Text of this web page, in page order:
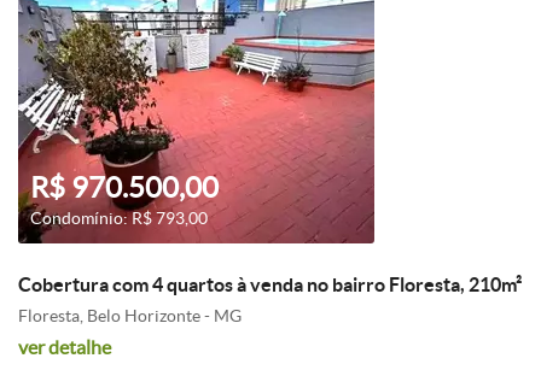
R$ 970.500,00
Condomínio: R$ 793,00
Cobertura com 4 quartos à venda no bairro Floresta, 210m²
Floresta, Belo Horizonte - MG
ver detalhe